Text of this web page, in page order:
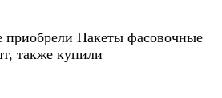
приобрели Пакеты фасовочные
также купили